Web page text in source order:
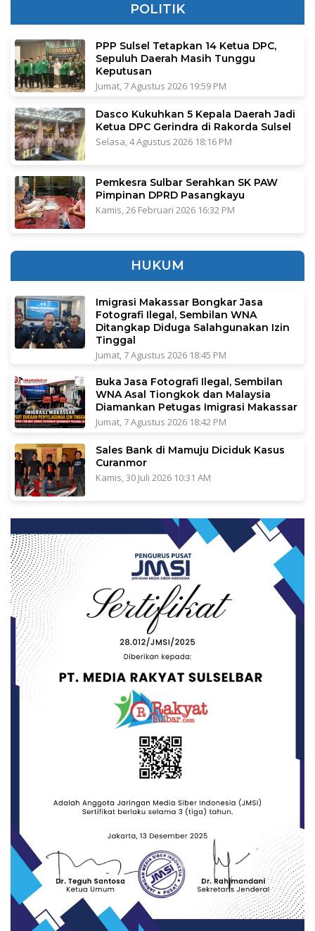
POLITIK
PPP Sulsel Tetapkan 14 Ketua DPC,
Sepuluh Daerah Masih Tunggu
Keputusan
Jumat, 7 Agustus 2026 19:59 PM
Dasco Kukuhkan 5 Kepala Daerah Jadi
Ketua DPC Gerindra di Rakorda Sulsel
Selasa, 4 Agustus 2026 18:16 PM
Pemkesra Sulbar Serahkan SK PAW
Pimpinan DPRD Pasangkayu
Kamis, 26 Februari 2026 16:32 PM
HUKUM
Imigrasi Makassar Bongkar Jasa
Fotografi Ilegal, Sembilan WNA
Ditangkap Diduga Salahgunakan Izin
Tinggal
Jumat, 7 Agustus 2026 18:45 PM
Buka Jasa Fotografi Ilegal, Sembilan
WNA Asal Tiongkok dan Malaysia
Diamankan Petugas Imigrasi Makassar
Jumat, 7 Agustus 2026 18:42 PM
Sales Bank di Mamuju Diciduk Kasus
Curanmor
Kamis, 30 Juli 2026 10:31 AM